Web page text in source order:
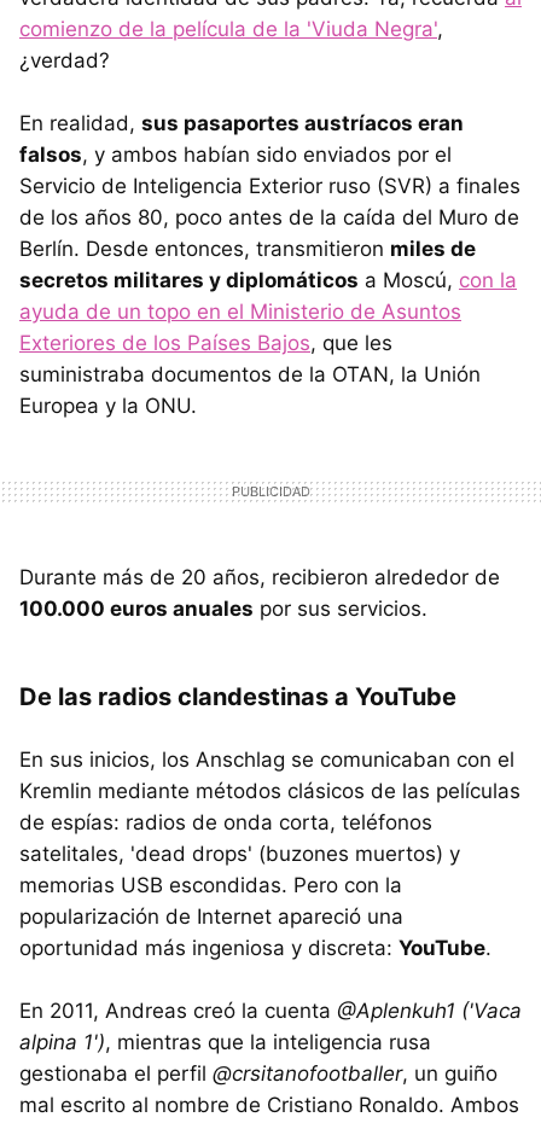
comienzo de la película de la 'Viuda Negra',
¿verdad?
En realidad, sus pasaportes austríacos eran
falsos, y ambos habían sido enviados por el
Servicio de Inteligencia Exterior ruso (SVR) a finales
de los años 80, poco antes de la caída del Muro de
Berlín. Desde entonces, transmitieron miles de
secretos militares y diplomáticos a Moscú, con la
ayuda de un topo en el Ministerio de Asuntos
Exteriores de los Países Bajos, que les
suministraba documentos de la OTAN, la Unión
Europea y la ONU.
Durante más de 20 años, recibieron alrededor de
100.000 euros anuales por sus servicios.
De las radios clandestinas a YouTube
En sus inicios, los Anschlag se comunicaban con el
Kremlin mediante métodos clásicos de las películas
de espías: radios de onda corta, teléfonos
satelitales, 'dead drops' (buzones muertos) y
memorias USB escondidas. Pero con la
popularización de Internet apareció una
oportunidad más ingeniosa y discreta: YouTube.
En 2011, Andreas creó la cuenta @Aplenkuh1 ('Vaca
alpina 1'), mientras que la inteligencia rusa
gestionaba el perfil @crsitanofootballer, un guiño
mal escrito al nombre de Cristiano Ronaldo. Ambos